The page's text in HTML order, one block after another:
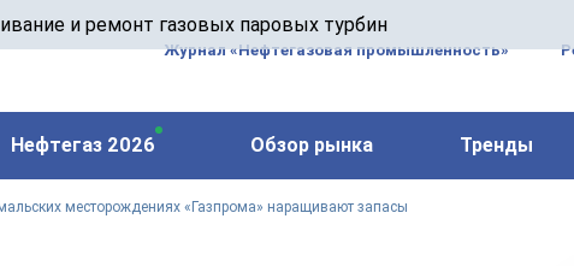
и ремонт газовых паровых турбин
сервисом газовых и паровых турбин,
поршневых машин и компрессоров, которые
ИНН 7802588950
Журнал «Нефтегазовая промышленность»
Нефтегаз 2026 Обзор рынка Тренды
месторождениях «Газпрома» наращивают запасы